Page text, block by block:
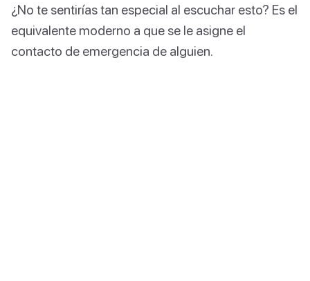
¿No te sentirías tan especial al escuchar esto? Es el
equivalente moderno a que se le asigne el
contacto de emergencia de alguien.